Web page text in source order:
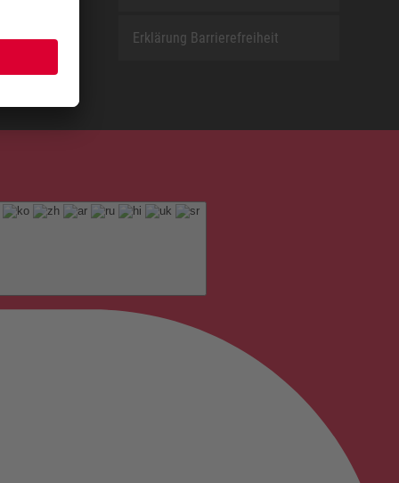
Erklärung Barrierefreiheit